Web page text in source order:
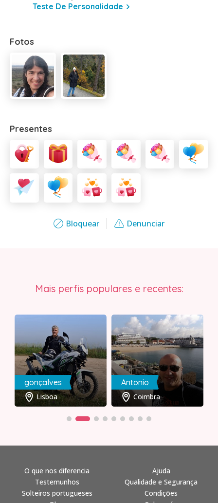
Bloquear Denunciar
Teste De Personalidade
Fotos
Presentes
Mais perfis populares e recentes:
gonçalves
Lisboa
Antonio
Coimbra
O que nos diferencia
Testemunhos
Solteiros portugueses
Ajuda
Qualidade e Segurança
Condições